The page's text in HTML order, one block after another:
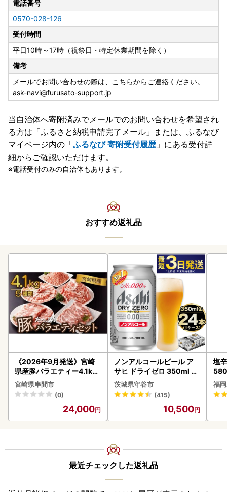
電話番号
0570-028-126
受付時間
平日10時～17時（祝祭日・特定休業期間を除く）
備考
メールでお問い合わせの際は、こちらからご連絡ください。
ask-navi@furusato-support.jp
当自治体へ寄附済みでメールでのお問い合わせを希望され
る方は「ふるさと納税申請完了メール」 または、ふるなび
マイページ内の「ふるなび 寄附受付履歴」にある受付詳
細からご確認いただけます。
電話受付のみの自治体もあります。
おすすめ返礼品
《2026年9月発送》宮崎
県産豚バラエティー4.1kg
セット_K033-057-2609
宮崎県串間市
(0)
24,000
ノンアルコールビール ア
サヒ ドライゼロ 350ml 24
本 ノンアル ビール asashi
守谷市
茨城県守谷市
(415)
10,500
塩
福
最近チェックした返礼品